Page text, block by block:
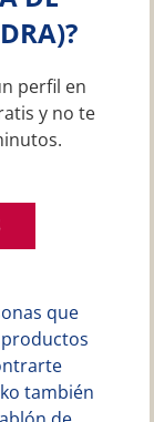
perfil en
y no te
que
también